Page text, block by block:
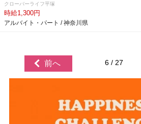
クローバーライフ平塚
時給1,300円
アルバイト・パート / 神奈川県
前へ 6 / 27